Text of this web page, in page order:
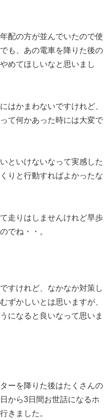
配の方が並んでいたので使
も、あの電車を降りた後の
めてほしいなと思いまし
はかまわないですけれど、
て何かあった時には大変で
といけないなって実感した
りと行動すればよかったな
走りはしませんけれど早歩
でね・・。
すけれど、なかなか対策し
ずかしいとは思いますが、
になると良いなって思いま
ーを降りた後はたくさんの
から3日間お世話になるホ
きました。